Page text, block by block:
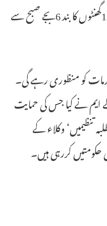
ایس کے ایم کے بموجب مذکورہ 12گھنٹوں کا بند 6بجے صبح سے
کو منظوری رہے گی۔
ایم نے کیا جس کی حمایت
تنظیمیں‘ وکلاء کے
حکومتیں کررہی ہیں۔